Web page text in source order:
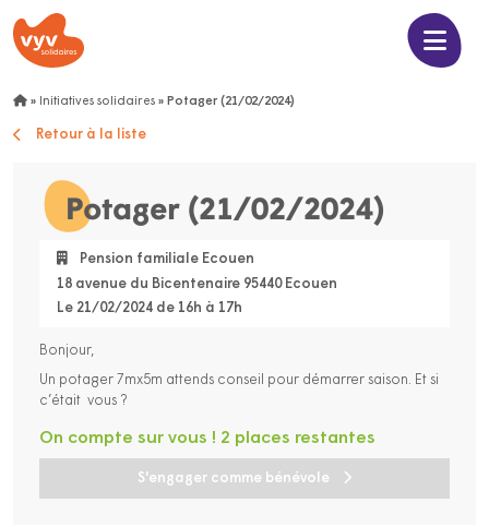
» Initiatives solidaires » Potager (21/02/2024)
Retour à la liste
Potager (21/02/2024)
Pension familiale Ecouen
18 avenue du Bicentenaire 95440 Ecouen
Le 21/02/2024 de 16h à 17h
Bonjour,
Un potager 7mx5m attends conseil pour démarrer saison. Et si
c’était vous ?
S'engager comme bénévole
On compte sur vous ! 2 places restantes